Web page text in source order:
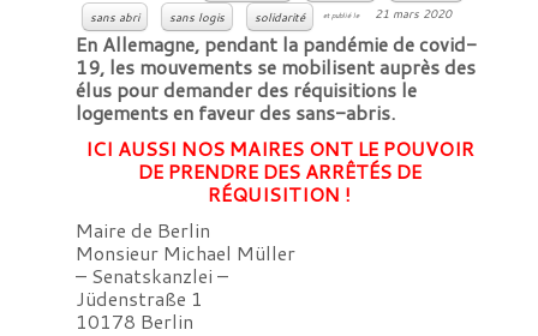
sans abri
sans logis solidarité et publié le 21 mars 2020
En Allemagne, pendant la pandémie de covid-
19, les mouvements se mobilisent auprès des
élus pour demander des réquisitions le
logements en faveur des sans-abris.
ICI AUSSI NOS MAIRES ONT LE POUVOIR
DE PRENDRE DES ARRÊTÉS DE
RÉQUISITION !
Maire de Berlin
Monsieur Michael Müller
– Senatskanzlei –
Jüdenstraße 1
10178 Berlin